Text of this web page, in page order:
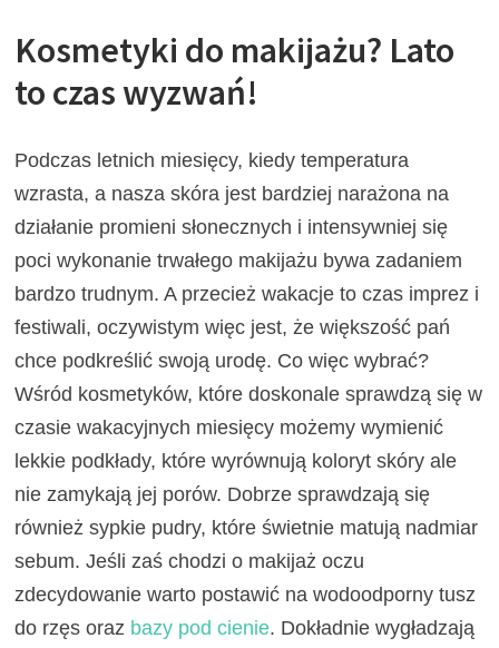
Kosmetyki do makijażu? Lato
to czas wyzwań!
Podczas letnich miesięcy, kiedy temperatura
wzrasta, a nasza skóra jest bardziej narażona na
działanie promieni słonecznych i intensywniej się
poci wykonanie trwałego makijażu bywa zadaniem
bardzo trudnym. A przecież wakacje to czas imprez i
festiwali, oczywistym więc jest, że większość pań
chce podkreślić swoją urodę. Co więc wybrać?
Wśród kosmetyków, które doskonale sprawdzą się w
czasie wakacyjnych miesięcy możemy wymienić
lekkie podkłady, które wyrównują koloryt skóry ale
nie zamykają jej porów. Dobrze sprawdzają się
również sypkie pudry, które świetnie matują nadmiar
sebum. Jeśli zaś chodzi o makijaż oczu
zdecydowanie warto postawić na wodoodporny tusz
do rzęs oraz bazy pod cienie. Dokładnie wygładzają